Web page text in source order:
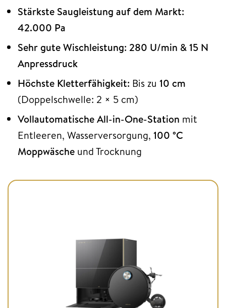
Stärkste Saugleistung auf dem Markt:
42.000 Pa
Sehr gute Wischleistung: 280 U/min & 15 N
Anpressdruck
Höchste Kletterfähigkeit: Bis zu 10 cm
(Doppelschwelle: 2 × 5 cm)
Vollautomatische All-in-One-Station mit
Entleeren, Wasserversorgung, 100 °C
Moppwäsche und Trocknung